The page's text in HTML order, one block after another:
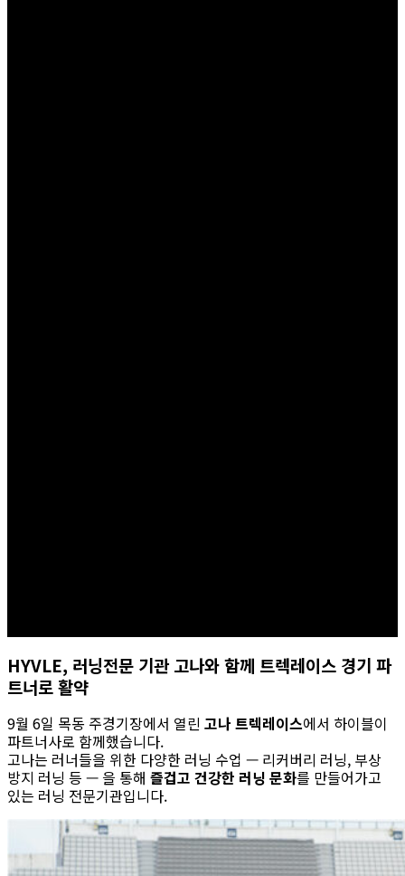
HYVLE, 러닝전문 기관 고나와 함께 트렉레이스 경기 파
트너로 활약
9월 6일 목동 주경기장에서 열린 고나 트렉레이스에서 하이블이
파트너사로 함께했습니다.
고나는 러너들을 위한 다양한 러닝 수업 — 리커버리 러닝, 부상
방지 러닝 등 — 을 통해 즐겁고 건강한 러닝 문화를 만들어가고
있는 러닝 전문기관입니다.